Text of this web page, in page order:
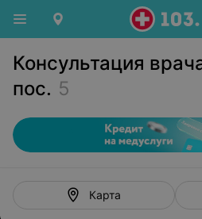
Консультация
пос. 5
Карта